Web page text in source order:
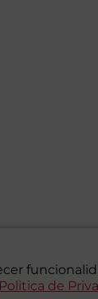
Politica de